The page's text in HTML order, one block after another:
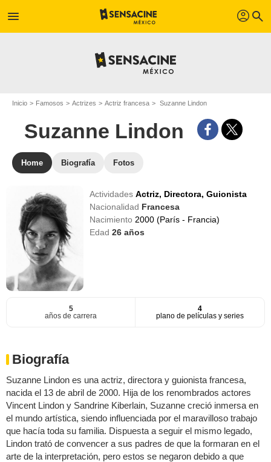
menu profil search
Inicio Famosos Actrizes Actriz francesa Suzanne Lindon
Suzanne Lindon
Home Biografía Fotos
ActividadesActriz, Directora,Guionista
Nacionalidad Francesa
Nacimiento 2000 (París - Francia)
Edad26 años
5
años de carrera
4
plano de películas y series
Biografía
Suzanne Lindon es una actriz, directora y guionista francesa,
nacida el 13 de abril de 2000. Hija de los renombrados actores
Vincent Lindon y Sandrine Kiberlain, Suzanne creció inmersa en
el mundo artística, siendo influenciada por el maravilloso trabajo
que hacía toda su familia. Dispuesta a seguir el mismo legado,
Lindon trató de convencer a sus padres de que la formaran en el
arte de la interpretación, pero estos se negaron debido a que